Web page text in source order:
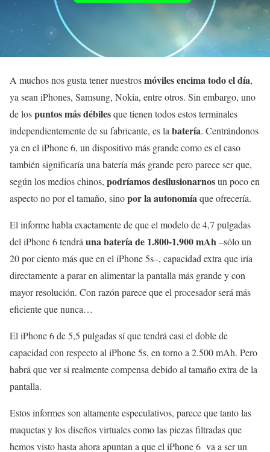
A muchos nos gusta tener nuestrosmóviles encima todo el día,
ya sean iPhones, Samsung, Nokia, entre otros. Sin embargo, uno
de lospuntos más débilesque tienen todos estos terminales
independientemente de su fabricante, es labatería. Centrándonos
ya en el iPhone 6, un dispositivo más grande como es el caso
también significaría una batería más grande pero parece ser que,
según los medios chinos, podríamos desilusionarnosun poco en
aspecto no por el tamaño, sinopor la autonomíaque ofrecería.
El informe habla exactamente de que el modelo de 4,7 pulgadas
del iPhone 6 tendráuna batería de 1.800-1.900 mAh–sólo un
20 por ciento más que en el iPhone 5s–, capacidad extra que iría
directamente a parar en alimentar la pantalla más grande y con
mayor resolución. Con razón parece que el procesador será más
eficiente que nunca…
El iPhone 6 de 5,5 pulgadas sí que tendrá casi el doble de
capacidad con respecto al iPhone 5s, en torno a 2.500 mAh. Pero
habrá que ver si realmente compensa debido al tamaño extra de la
pantalla.
Estos informes son altamente especulativos, parece que tanto las
maquetas y los diseños virtuales como las piezas filtradas que
hemos visto hasta ahora apuntan a que el iPhone 6 va a ser un